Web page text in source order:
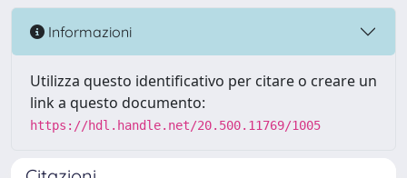
Informazioni
Utilizza questo identificativo per citare o creare un
link a questo documento:
https://hdl.handle.net/20.500.11769/1005